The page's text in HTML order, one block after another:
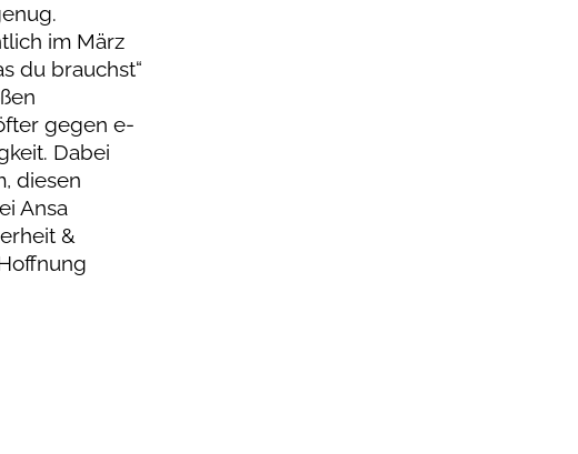
im März
du brauchst“
gegen e-
Dabei
diesen
Ansa
&